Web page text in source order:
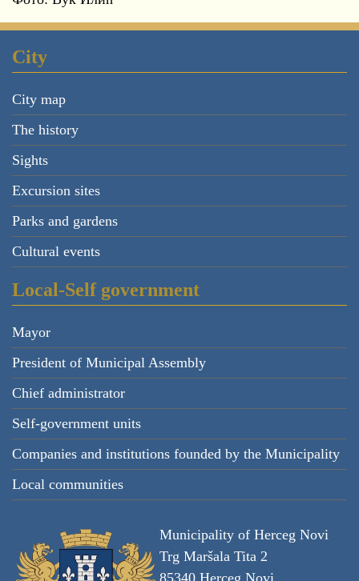
City
City map
The history
Sights
Excursion sites
Parks and gardens
Cultural events
Local-Self government
Mayor
President of Municipal Assembly
Chief administrator
Self-government units
Companies and institutions founded by the Municipality
Local communities
Municipality of Herceg Novi
Trg Maršala Tita 2